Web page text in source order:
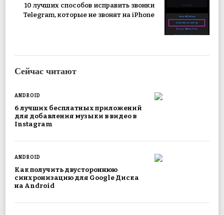
10 лучших способов исправить звонки
Telegram, которые не звонят на iPhone
Сейчас читают
ANDROID
6 лучших бесплатных приложений
для добавления музыки в видео в
Instagram
ANDROID
Как получить двустороннюю
синхронизацию для Google Диска
на Android